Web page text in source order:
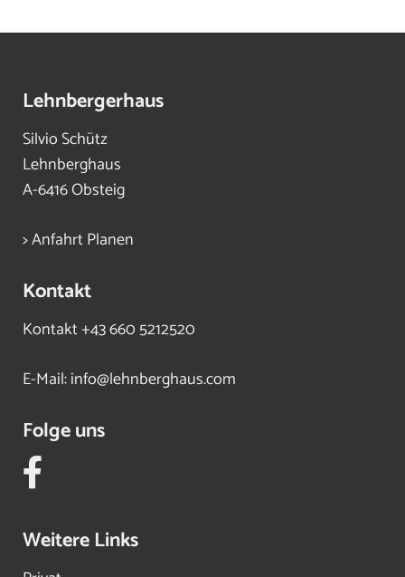
Lehnbergerhaus
Silvio Schütz
Lehnberghaus
A-6416 Obsteig
> Anfahrt Planen
Kontakt
Kontakt+43 660 5212520
E-Mail:info@lehnberghaus.com
Folge uns
Weitere Links